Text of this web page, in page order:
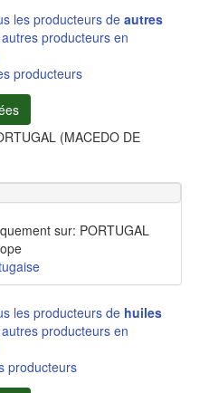
les producteurs de autres
producteurs en
producteurs
(MACEDO DE
sur: PORTUGAL
les producteurs de huiles
producteurs en
producteurs